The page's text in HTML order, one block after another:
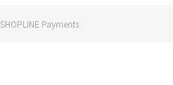
SHOPLINE Payments